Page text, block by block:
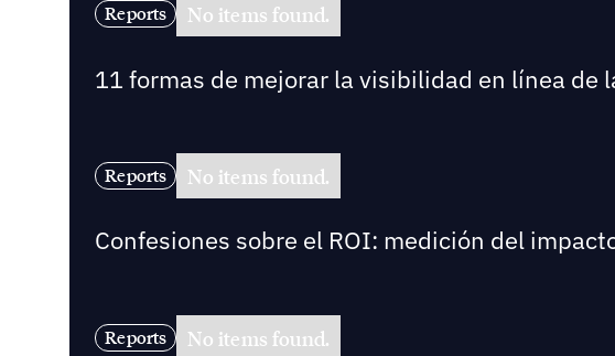
Reports No items found.
11 formas de mejorar la visibilidad en línea de
Reports No items found.
Confesiones sobre el ROI: medición del
Reports No items found.